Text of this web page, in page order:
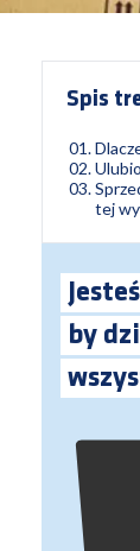
Spis
tej
by